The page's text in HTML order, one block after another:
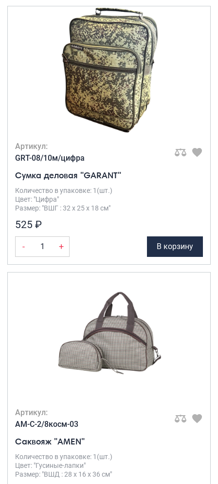
Артикул:
GRT-08/10м/цифра
Сумка деловая "GARANT"
Количество в упаковке: 1(шт.)
Цвет: "Цифра"
Размер: "ВШГ : 32 х 25 х 18 см"
525 ₽
- + В корзину
Артикул:
AM-C-2/8косм-03
Саквояж "AMEN"
Количество в упаковке: 1(шт.)
Цвет: "Гусиные-лапки"
Размер: "ВШД : 28 х 16 х 36 см"